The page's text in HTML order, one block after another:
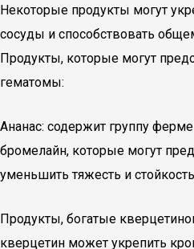
Некоторые продукты могут
сосуды и способствовать
Продукты, которые могут
гематомы:
Ананас: содержит группу
бромелайн, которые могут
уменьшить тяжесть и
Продукты, богатые
кверцетин может укрепить